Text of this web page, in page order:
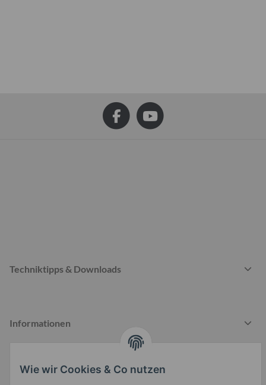
Techniktipps & Downloads
Informationen
Wie wir Cookies & Co nutzen